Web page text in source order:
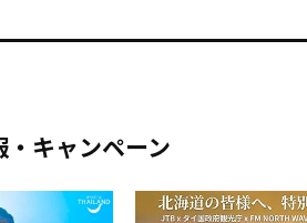
キャンペーン